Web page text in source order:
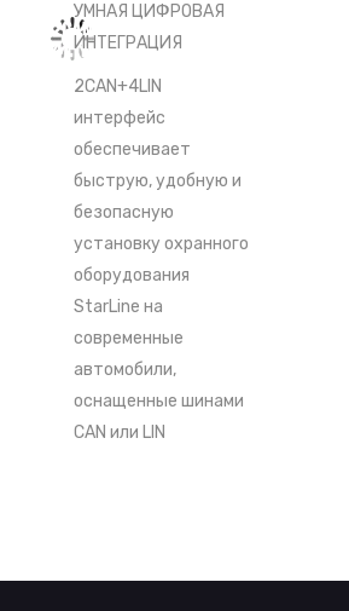
УМНАЯ ЦИФРОВАЯ
ИНТЕГРАЦИЯ
2CAN+4LIN
интерфейс
обеспечивает
быструю, удобную и
безопасную
установку охранного
оборудования
StarLine на
современные
автомобили,
оснащенные шинами
CAN или LIN